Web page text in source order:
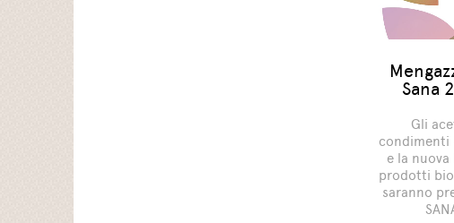
Sana
Gli
condimenti
e la nuova
prodotti
saranno